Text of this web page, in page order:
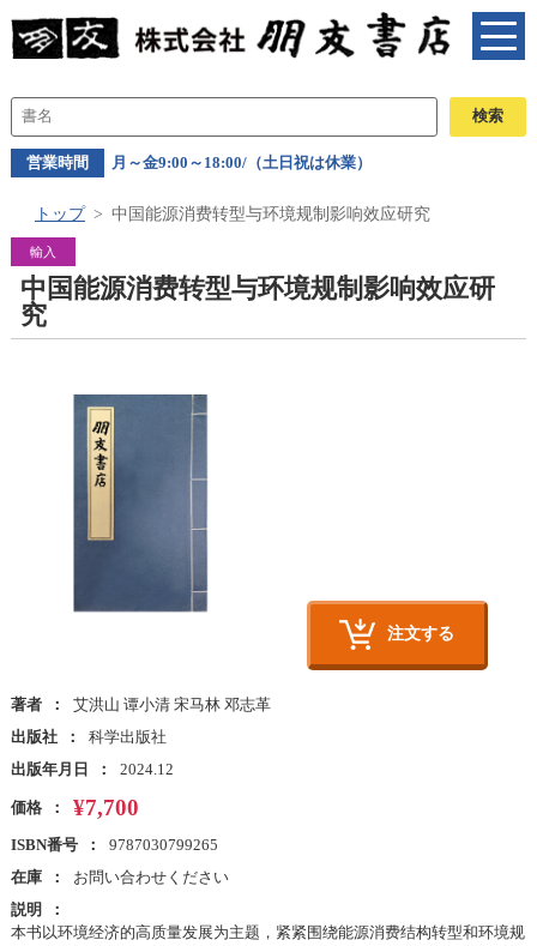
営業時間 月～金9:00～18:00/（土日祝は休業）
トップ 中国能源消费转型与环境规制影响效应研究
輸入
中国能源消费转型与环境规制影响效应研
究
注文する
著者
艾洪山 谭小清 宋马林 邓志革
出版社
科学出版社
出版年月日
2024.12
価格 ¥7,700
ISBN番号
9787030799265
在庫
お問い合わせください
説明
本书以环境经济的高质量发展为主题，紧紧围绕能源消费结构转型和环境规